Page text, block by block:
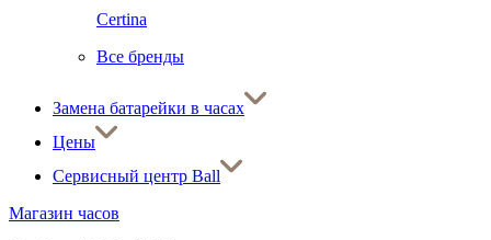
Certina
Все бренды
Замена батарейки в часах
Цены
Сервисный центр Ball
Магазин часов